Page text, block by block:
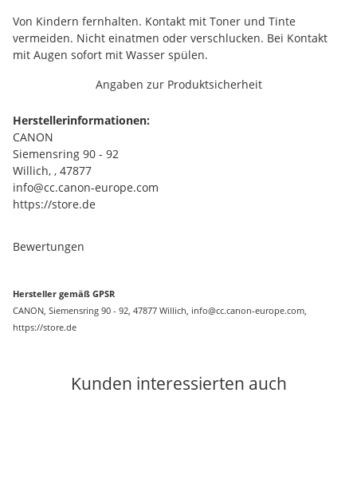
Von Kindern fernhalten. Kontakt mit Toner und Tinte
vermeiden. Nicht einatmen oder verschlucken. Bei Kontakt
mit Augen sofort mit Wasser spülen.
Angaben zur Produktsicherheit
Herstellerinformationen:
CANON
Siemensring 90 - 92
Willich, , 47877
info@cc.canon-europe.com
https://store.de
Bewertungen
Hersteller gemäß GPSR
CANON, Siemensring 90 - 92, 47877 Willich, info@cc.canon-europe.com,
https://store.de
Kunden interessierten auch